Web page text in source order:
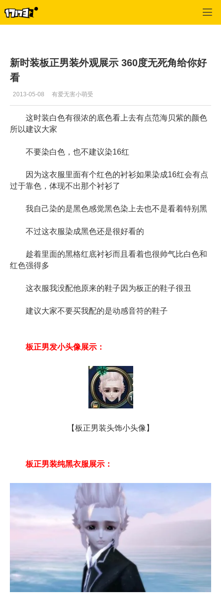
新时装板正男装外观展示 360度无死角给你好
看
2013-05-08 有爱无害小萌受
这时装白色有很浓的底色看上去有点范海贝紫的颜色
所以建议大家
不要染白色，也不建议染16红
因为这衣服里面有个红色的衬衫如果染成16红会有点
过于靠色，体现不出那个衬衫了
我自己染的是黑色感觉黑色染上去也不是看着特别黑
不过这衣服染成黑色还是很好看的
趁着里面的黑格红底衬衫而且看着也很帅气比白色和
红色强得多
这衣服我没配他原来的鞋子因为板正的鞋子很丑
建议大家不要买我配的是动感音符的鞋子
板正男发小头像展示：
【板正男装头饰小头像】
板正男装纯黑衣服展示：